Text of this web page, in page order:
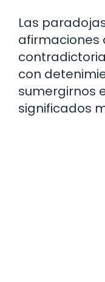
Las
con
sumergirnos
significados